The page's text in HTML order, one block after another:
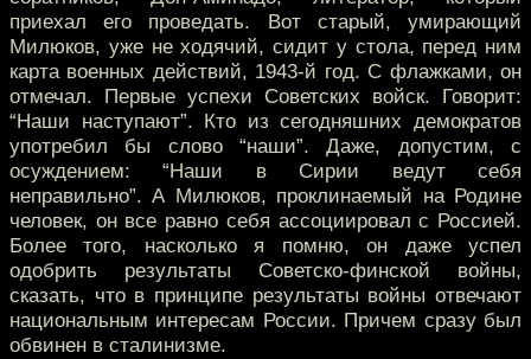
приехал его проведать. Вот старый, умирающий
Милюков, уже не ходячий, сидит у стола, перед ним
карта военных действий, 1943-й год. С флажками, он
отмечал. Первые успехи Советских войск. Говорит:
“Наши наступают”. Кто из сегодняшних демократов
употребил бы слово “наши”. Даже, допустим, с
осуждением: “Наши в Сирии ведут себя
неправильно”. А Милюков, проклинаемый на Родине
человек, он все равно себя ассоциировал с Россией.
Более того, насколько я помню, он даже успел
одобрить результаты Советско-финской войны,
сказать, что в принципе результаты войны отвечают
национальным интересам России. Причем сразу был
обвинен в сталинизме.